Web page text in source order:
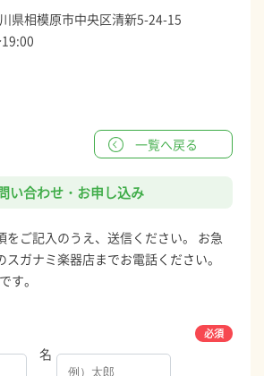
県相模原市中央区清新5-24-15
一覧へ戻る
い合わせ・お申し込み
をご記入のうえ、送信ください。 お急
ガナミ楽器店までお電話ください。
す。
名